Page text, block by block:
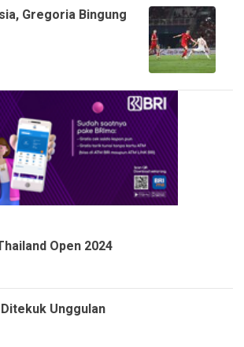
Gregoria Bingung
Open 2024
Unggulan